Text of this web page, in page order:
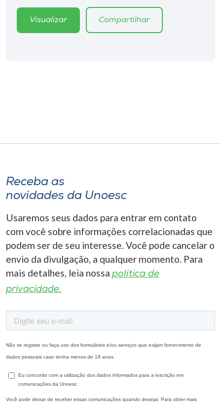
Visualizar Compartilhar
Receba as
novidades da Unoesc
Usaremos seus dados para entrar em contato
com você sobre informações correlacionadas que
podem ser de seu interesse. Você pode cancelar o
envio da divulgação, a qualquer momento. Para
mais detalhes, leia nossa política de
privacidade.